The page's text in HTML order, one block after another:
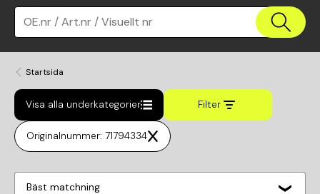
OE.nr / Art.nr / Visuellt nr
Startsida
Visa alla underkategorier Filter
Originalnummer: 71794334
Bäst matchning